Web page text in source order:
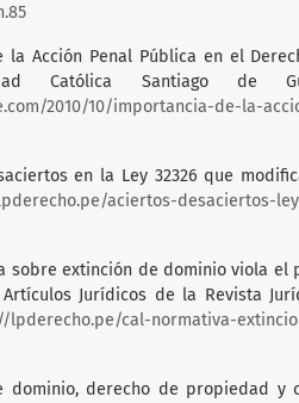
la Acción Penal Pública en el
Católica Santiago de
2010/10/importancia-de-la-
en la Ley 32326 que
aciertos-desaciertos-
sobre extinción de dominio viola
Jurídicos de la Revista
lpderecho.pe/cal-normativa-
dominio, derecho de propiedad y